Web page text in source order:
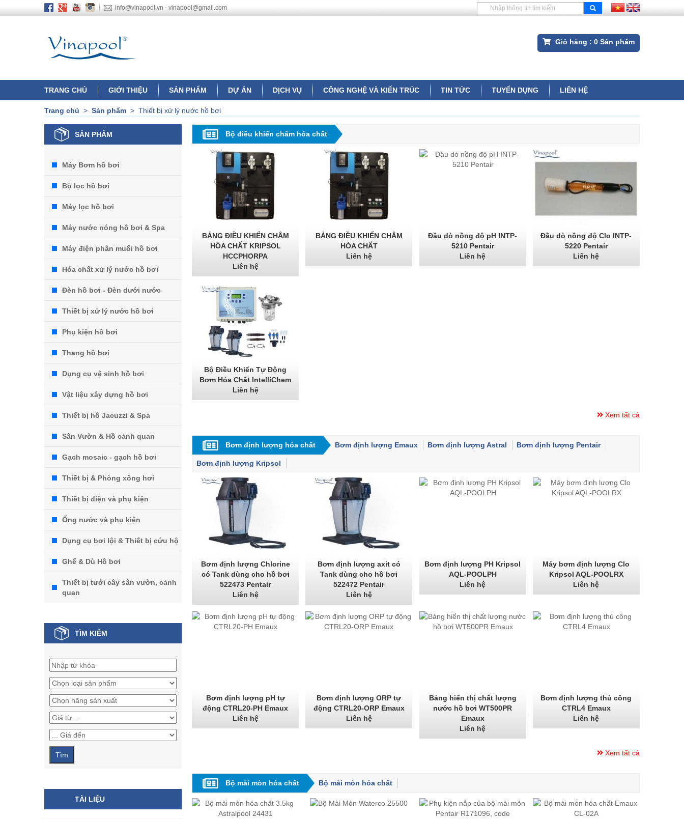
info@vinapool.vn - vinapool@gmail.com
Giỏ hàng : 0 Sản phẩm
TRANG CHỦ GIỚI THIỆU SẢN PHẨM DỰ ÁN DỊCH VỤ CÔNG NGHỆ VÀ KIẾN TRÚC TIN TỨC TUYỂN DỤNG LIÊN HỆ
Trang chủ > Sản phẩm > Thiết bị xử lý nước hồ bơi
SẢN PHẨM
Máy Bơm hồ bơi
Bộ lọc hồ bơi
Máy lọc hồ bơi
Máy nước nóng hồ bơi & Spa
Máy điện phân muối hồ bơi
Hóa chất xử lý nước hồ bơi
Đèn hồ bơi - Đèn dưới nước
Thiết bị xử lý nước hồ bơi
Phụ kiện hồ bơi
Thang hồ bơi
Dụng cụ vệ sinh hồ bơi
Vật liệu xây dựng hồ bơi
Thiết bị hồ Jacuzzi & Spa
Sân Vườn & Hồ cảnh quan
Gạch mosaic - gạch hồ bơi
Thiết bị & Phòng xông hơi
Thiết bị điện và phụ kiện
Ống nước và phụ kiện
Dụng cụ bơi lội & Thiết bị cứu hộ
Ghế & Dù Hồ bơi
Thiết bị tưới cây sân vườn, cảnh
quan
TÌM KIẾM
TÀI LIỆU
Bộ điều khiển châm hóa chất
BẢNG ĐIỀU KHIỂN CHÂM
HÓA CHẤT KRIPSOL
HCCPHORPA
Liên hệ
BẢNG ĐIỀU KHIỂN CHÂM
HÓA CHẤT
Liên hệ
Đầu dò nồng độ pH INTP-
5210 Pentair
Liên hệ
Đầu dò nồng độ Clo INTP-
5220 Pentair
Liên hệ
Bộ Điều Khiển Tự Động
Bơm Hóa Chất IntelliChem
Liên hệ
Xem tất cả
Bơm định lượng hóa chất Bơm định lượng Emaux Bơm định lượng Astral Bơm định lượng Pentair
Bơm định lượng Kripsol
Bơm định lượng Chlorine
có Tank dùng cho hồ bơi
522473 Pentair
Liên hệ
Bơm định lượng axit có
Tank dùng cho hồ bơi
522472 Pentair
Liên hệ
Bơm định lượng PH Kripsol
AQL-POOLPH
Liên hệ
Máy bơm định lượng Clo
Kripsol AQL-POOLRX
Liên hệ
Bơm định lượng pH tự
động CTRL20-PH Emaux
Liên hệ
Bơm định lượng ORP tự
động CTRL20-ORP Emaux
Liên hệ
Bảng hiển thị chất lượng
nước hồ bơi WT500PR
Emaux
Liên hệ
Bơm định lượng thủ công
CTRL4 Emaux
Liên hệ
Xem tất cả
Bộ mài mòn hóa chất Bộ mài mòn hóa chất